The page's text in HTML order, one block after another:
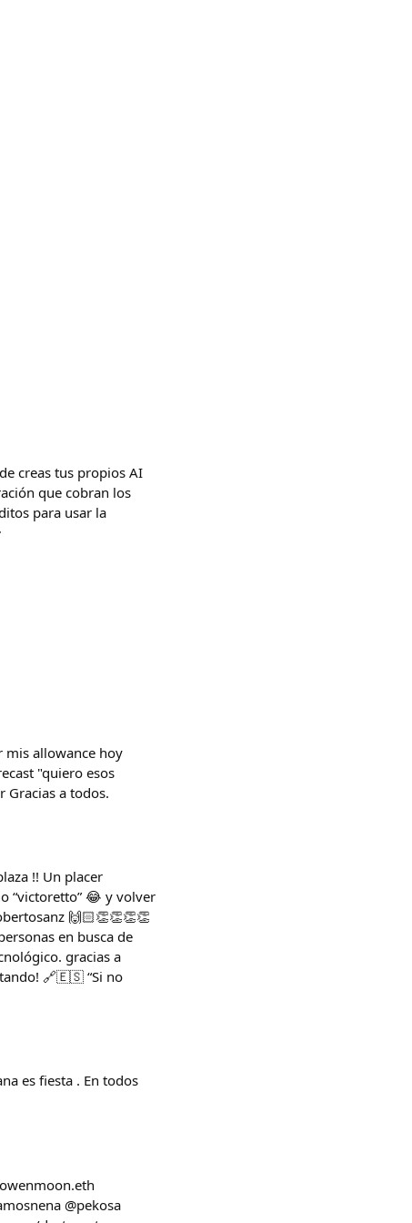
creas tus propios AI
que cobran los
para usar la
mis allowance hoy
"quiero esos
Gracias a todos.
!! Un placer
“victoretto” 😂 y volver
🙌🏻👏👏👏👏
en busca de
gracias a
🔗🇪🇸 “Si no
es fiesta . En todos
@pekosa